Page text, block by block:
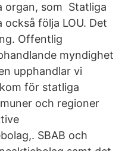
organ, som Statliga
följa LOU. Det
Offentlig
myndighet
upphandlar vi
för statliga
och regioner
SBAB och